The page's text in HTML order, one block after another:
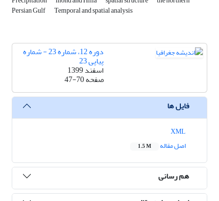
Persian Gulf Temporal and spatial analysis
دوره 12، شماره 23 - شماره
پیاپی 23
اسفند 1399
صفحه47-70
فایل ها
اصل مقاله
1.5 M
هم رسانی